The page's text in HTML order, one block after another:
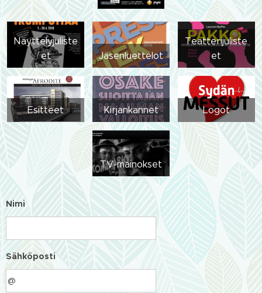
Näyttelyjuliste
et
Jäsenluettelot
Teatterijuliste
et
Esitteet Kirjankannet Logot
TV-mainokset
Nimi
Sähköposti